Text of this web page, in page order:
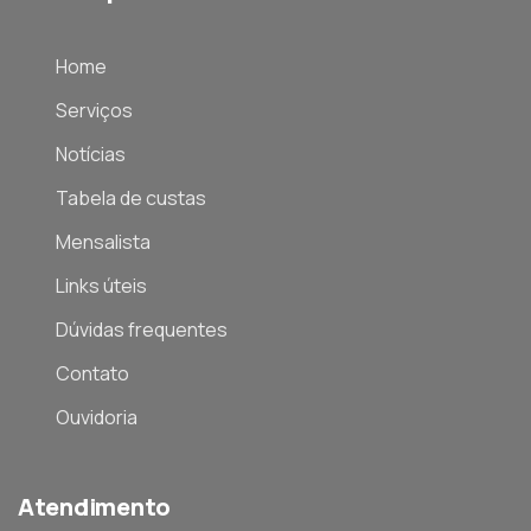
Home
Serviços
Notícias
Tabela de custas
Mensalista
Links úteis
Dúvidas frequentes
Contato
Ouvidoria
Atendimento